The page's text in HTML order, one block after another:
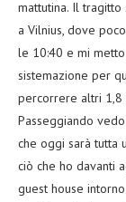
mattutina. Il
a Vilnius, dove
le 10:40 e mi
sistemazione per
percorrere altri 1,8
Passeggiando
che oggi sarà tutta
ciò che ho davanti
guest house